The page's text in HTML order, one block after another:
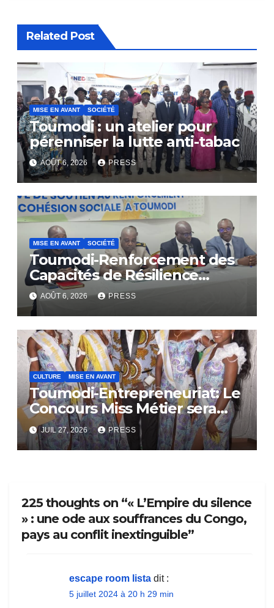
Related Post
MISE EN AVANT SOCIÉTÉ
Toumodi : un atelier pour
pérenniser la lutte anti-tabac
AOÛT 6, 2026 PRESS
MISE EN AVANT SOCIÉTÉ
Toumodi-Renforcement des
Capacités de Résilience
Communautaire
AOÛT 6, 2026 PRESS
CULTURE MISE EN AVANT
Toumodi-Entrepreneuriat: Le
Concours Miss Métier sera
bientôt lance.
JUIL 27, 2026 PRESS
225 thoughts on “« L’Empire du silence
» : une ode aux souffrances du Congo,
pays au conflit inextinguible”
escape room lista dit :
5 juillet 2024 à 20 h 29 min